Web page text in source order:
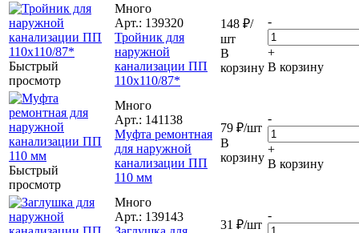
Быстрый
просмотр
Много
Арт.: 139320
Тройник для
наружной
канализации ПП
110x110/87*
148 ₽/
шт
В
корзину
-
+
В корзину
Быстрый
просмотр
Много
Арт.: 141138
Муфта ремонтная
для наружной
канализации ПП
110 мм
79 ₽/шт
В
корзину
-
+
В корзину
Много
Арт.: 139143
31 ₽/шт
-